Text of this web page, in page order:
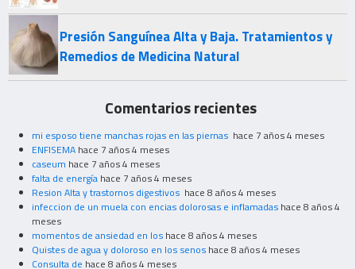
Presión Sanguínea Alta y Baja. Tratamientos y
Remedios de Medicina Natural
Comentarios recientes
mi esposo tiene manchas rojas en las piernas hace 7 años 4 meses
ENFISEMA hace 7 años 4 meses
caseum hace 7 años 4 meses
falta de energía hace 7 años 4 meses
Resion Alta y trastornos digestivos hace 8 años 4 meses
infeccion de un muela con encias dolorosas e inflamadas hace 8 años 4
meses
momentos de ansiedad en los hace 8 años 4 meses
Quistes de agua y doloroso en los senos hace 8 años 4 meses
Consulta de hace 8 años 4 meses